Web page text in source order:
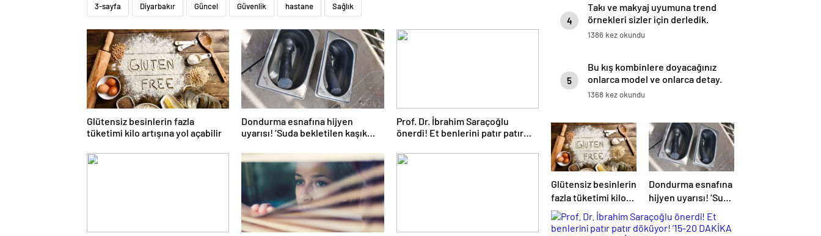
3-sayfa Diyarbakır Güncel Güvenlik hastane Sağlık
Glütensiz besinlerin fazla
tüketimi kilo artışına yol açabilir
Dondurma esnafına hijyen
uyarısı! ‘Suda bekletilen kaşık
Prof. Dr. İbrahim Saraçoğlu
önerdi! Et benlerini patır patır
BEKLETMEK YETİYOR!’
4
Takı ve makyaj uyumuna trend
örnekleri sizler için derledik.
1386 kez okundu
5
Bu kış kombinlere doyacağınız
onlarca model ve onlarca detay.
1368 kez okundu
Glütensiz besinlerin
fazla tüketimi kilo
artışına yol açabilir
Dondurma esnafına
hijyen uyarısı! ‘Suda
bekletilen kaşık
çapraz bulaşmaya